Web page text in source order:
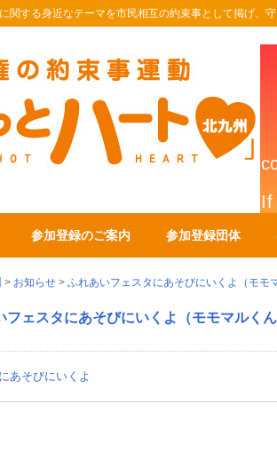
関する身近なテーマを市民相互の約束事として掲げ、
参加登録のご案内 参加登録団体
> お知らせ > ふれあいフェスタにあそびにいくよ（モモ
フェスタにあそびにいくよ（モモマルく
あそびにいくよ